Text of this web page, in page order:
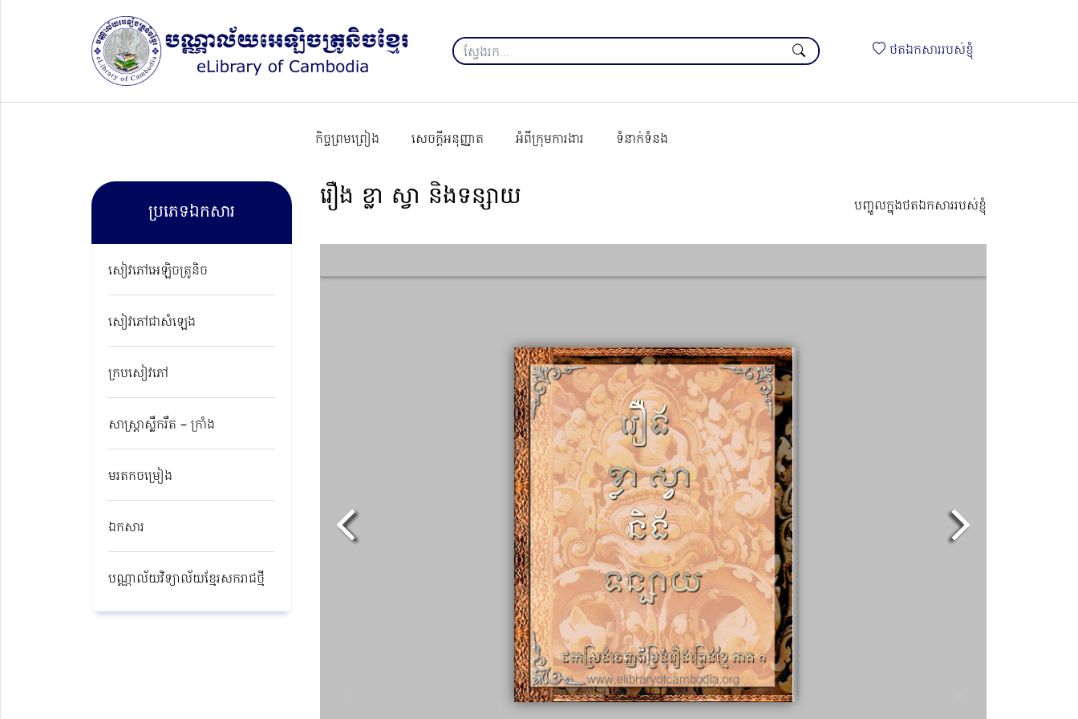
ថតឯកសាររបស់ខ្ញុំ
កិច្ចព្រមព្រៀង សេចក្ដីអនុញ្ញាត អំពីក្រុមការងារ ទំនាក់ទំនង
ប្រភេទឯកសារ
សៀវភៅអេឡិចត្រូនិច
សៀវភៅជាសំឡេង
ក្របសៀវភៅ
សាស្ត្រាស្លឹករឹត – ក្រាំង
មរតកចម្រៀង
ឯកសារ
បណ្ណាល័យវិទ្យាល័យខ្មែរសករាជថ្មី​
រឿង ខ្លា ស្វា និងទន្សាយ បញ្ចូលក្នុងថតឯកសាររបស់ខ្ញុំ